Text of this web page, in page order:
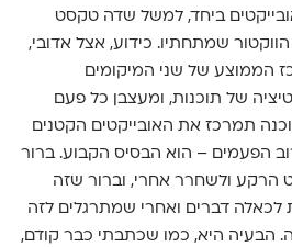
ביחד, למשל שדה טקסט
שמתחתיו. כידוע, אצל אדובי,
הממוצע של שני המיקומים
של תוכנות, ומעצבן כל פעם
תמרכז את האובייקטים הקטנים
הפעמים – הוא הבסיס הקבוע. ברור
הרקע ולשחרר אחרי, וברור שזה
לכאלה דברים ואחרי שמתרגלים לזה
הבעיה היא, כמו שכתבתי כבר קודם,